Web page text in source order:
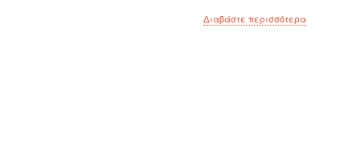
Διαβάστε περισσότεραγια